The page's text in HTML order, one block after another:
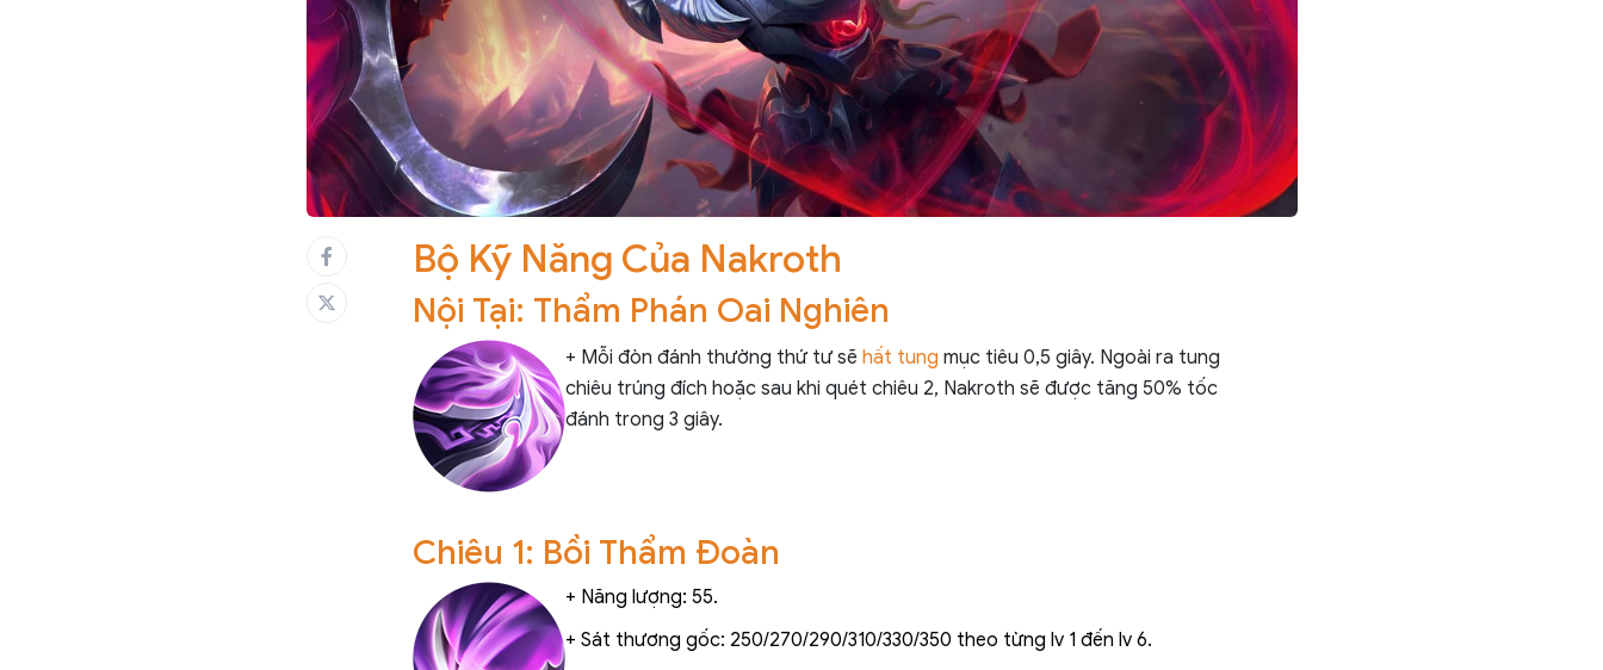
Bộ Kỹ Năng Của Nakroth
Nội Tại: Thẩm Phán Oai Nghiên
+ Mỗi đòn đánh thường thứ tư sẽ hất tung mục tiêu 0,5 giây. Ngoài ra tung
chiêu trúng đích hoặc sau khi quét chiêu 2, Nakroth sẽ được tăng 50% tốc
đánh trong 3 giây.
Chiêu 1: Bồi Thẩm Đoàn
+ Năng lượng: 55.
+ Sát thương gốc: 250/270/290/310/330/350 theo từng lv 1 đến lv 6.